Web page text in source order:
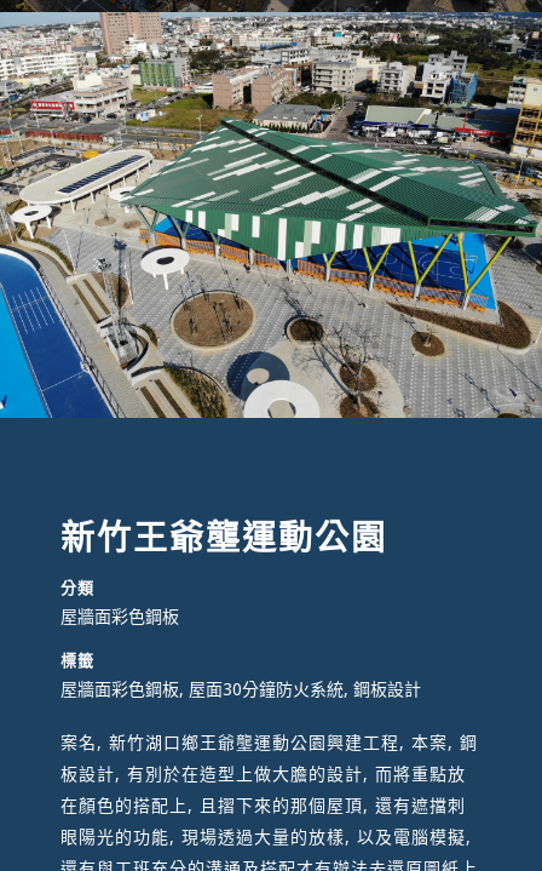
新竹王爺壟運動公園
分類
屋牆面彩色鋼板
標籤
屋牆面彩色鋼板, 屋面30分鐘防火系統, 鋼板設計
案名, 新竹湖口鄉王爺壟運動公園興建工程, 本案, 鋼
板設計, 有別於在造型上做大膽的設計, 而將重點放
在顏色的搭配上, 且摺下來的那個屋頂, 還有遮擋刺
眼陽光的功能, 現場透過大量的放樣, 以及電腦模擬,